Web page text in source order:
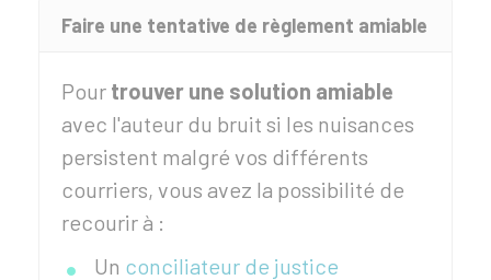
Faire une tentative de règlement amiable
Pour trouver une solution amiable
avec l'auteur du bruit si les nuisances
persistent malgré vos différents
courriers, vous avez la possibilité de
recourir à :
Un conciliateur de justice